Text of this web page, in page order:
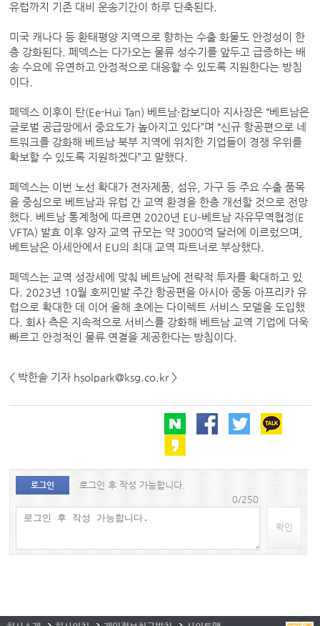
유럽까지 기존 대비 운송기간이 하루 단축된다.
미국 캐나다 등 환태평양 지역으로 향하는 수출 화물도 안정성이 한
층 강화된다. 페덱스는 다가오는 물류 성수기를 앞두고 급증하는 배
송 수요에 유연하고 안정적으로 대응할 수 있도록 지원한다는 방침
이다.
페덱스 이후이 탄(Ee-Hui Tan) 베트남·캄보디아 지사장은 “베트남은
글로벌 공급망에서 중요도가 높아지고 있다”며 “신규 항공편으로 네
트워크를 강화해 베트남 북부 지역에 위치한 기업들이 경쟁 우위를
확보할 수 있도록 지원하겠다”고 말했다.
페덱스는 이번 노선 확대가 전자제품, 섬유, 가구 등 주요 수출 품목
을 중심으로 베트남과 유럽 간 교역 환경을 한층 개선할 것으로 전망
했다. 베트남 통계청에 따르면 2020년 EU–베트남 자유무역협정(E
VFTA) 발효 이후 양자 교역 규모는 약 3000억 달러에 이르렀으며,
베트남은 아세안에서 EU의 최대 교역 파트너로 부상했다.
페덱스는 교역 성장세에 맞춰 베트남에 전략적 투자를 확대하고 있
다. 2023년 10월 호찌민발 주간 항공편을 아시아 중동 아프리카 유
럽으로 확대한 데 이어 올해 초에는 다이렉트 서비스 모델을 도입했
다. 회사 측은 지속적으로 서비스를 강화해 베트남 교역 기업에 더욱
빠르고 안정적인 물류 연결을 제공한다는 방침이다.
< 박한솔 기자 hsolpark@ksg.co.kr >
로그인
로그인 후 작성 가능합니다.
0/250
확인